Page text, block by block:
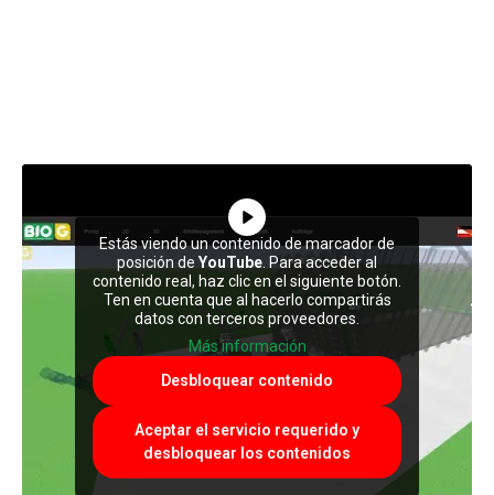
Estás viendo un contenido de marcador de
posición de YouTube. Para acceder al
contenido real, haz clic en el siguiente botón.
Ten en cuenta que al hacerlo compartirás
datos con terceros proveedores.
Más información
Desbloquear contenido
Aceptar el servicio requerido y
desbloquear los contenidos